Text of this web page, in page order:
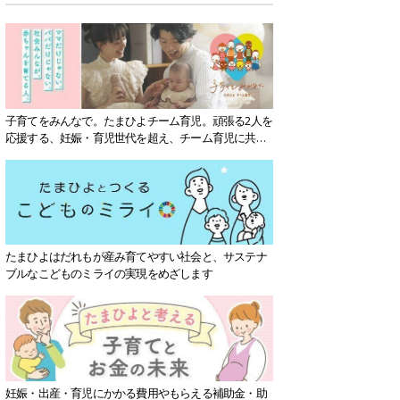
子育てをみんなで。たまひよチーム育児。頑張る2人を
応援する、妊娠・育児世代を超え、チーム育児に共感
たまひよはだれもが産み育てやすい社会と、サステナ
ブルなこどものミライの実現をめざします
妊娠・出産・育児にかかる費用やもらえる補助金・助